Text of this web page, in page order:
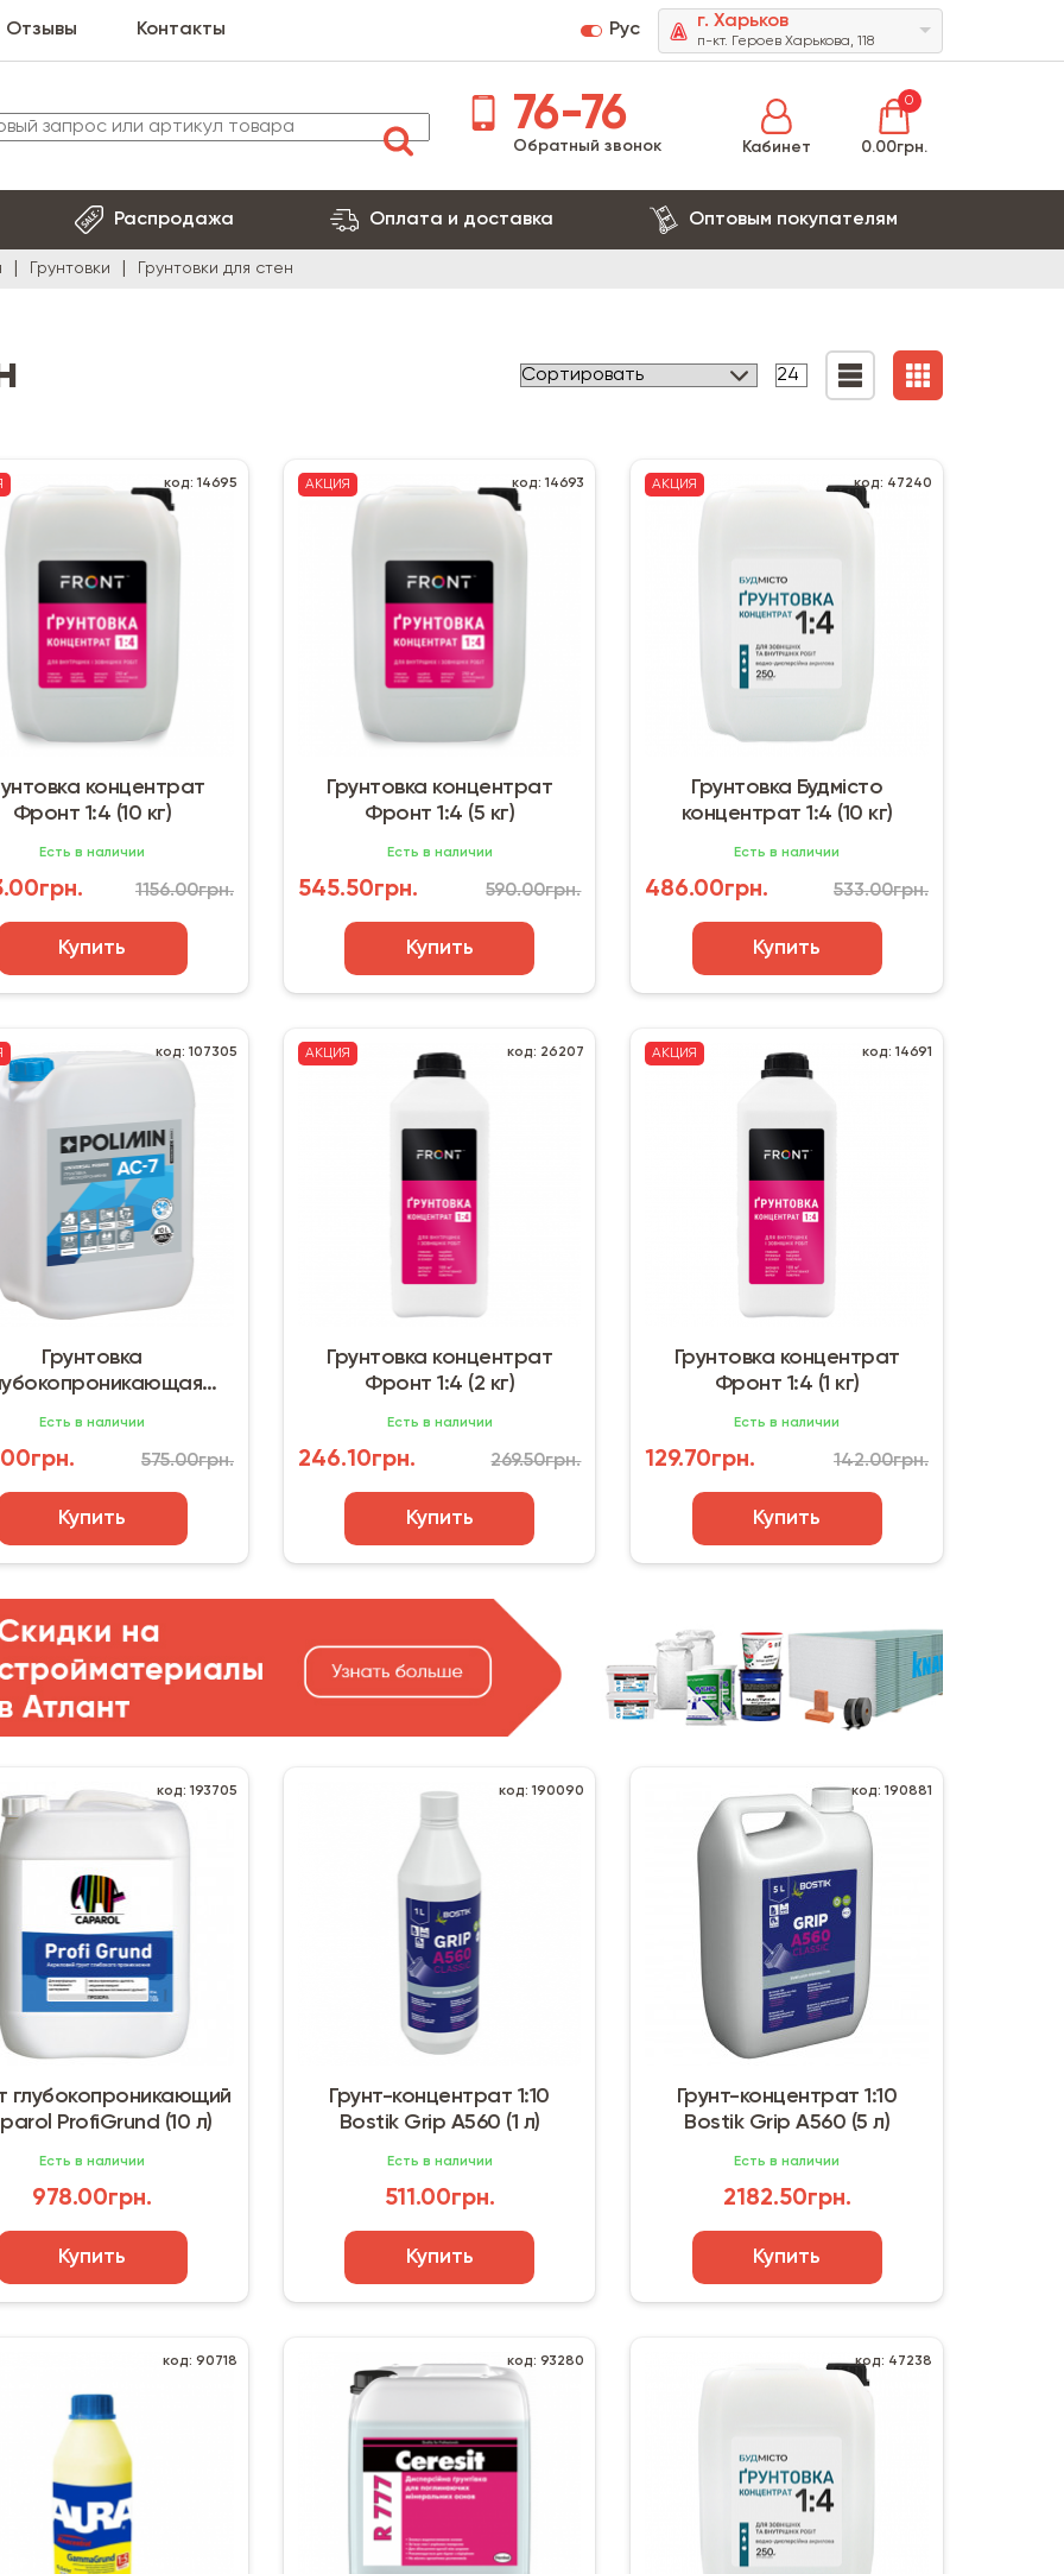
Отзывы Контакты Рус г. Харьков
п-кт. Героев Харькова, 118
76-76
Обратный звонок Кабинет
0
0.00грн.
Распродажа Оплата и доставка Оптовым покупателям
Грунтовки Грунтовки для стен
код: 14695
концентрат
Фронт 1:4 (10 кг)
Есть в наличии
1156.00грн.
Купить
АКЦИЯ код: 14693
Грунтовка концентрат
Фронт 1:4 (5 кг)
Есть в наличии
545.50грн. 590.00грн.
Купить
АКЦИЯ код: 47240
Грунтовка Будмісто
концентрат 1:4 (10 кг)
Есть в наличии
486.00грн. 533.00грн.
Купить
код: 107305
Грунтовка
Есть в наличии
575.00грн.
Купить
АКЦИЯ код: 26207
Грунтовка концентрат
Фронт 1:4 (2 кг)
Есть в наличии
246.10грн. 269.50грн.
Купить
АКЦИЯ код: 14691
Грунтовка концентрат
Фронт 1:4 (1 кг)
Есть в наличии
129.70грн. 142.00грн.
Купить
код: 193705
глубокопроникающий
ProfiGrund (10 л)
Есть в наличии
978.00грн.
Купить
код: 190090
Грунт-концентрат 1:10
Bostik Grip А560 (1 л)
Есть в наличии
511.00грн.
Купить
код: 190881
Грунт-концентрат 1:10
Bostik Grip А560 (5 л)
Есть в наличии
2182.50грн.
Купить
код: 90718 код: 93280 код: 47238